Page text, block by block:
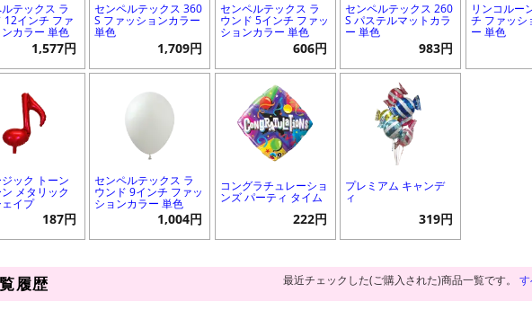
テックス ラ
12インチ ファ
カラー 単色
1,577円
センペルテックス 360
S ファッションカラー
単色
1,709円
センペルテックス ラ
ウンド 5インチ ファッ
ションカラー 単色
606円
センペルテックス 260
S パステルマットカラ
ー 単色
983円
リンコルー
チ ファッシ
ー 単色
ジック トーン
メタリック
ェイプ
187円
センペルテックス ラ
ウンド 9インチ ファッ
ションカラー 単色
1,004円
コングラチュレーショ
ンズ パーティ タイム
222円
プレミアム キャンデ
ィ
319円
履歴 最近チェックした(ご購入された)商品一覧です。